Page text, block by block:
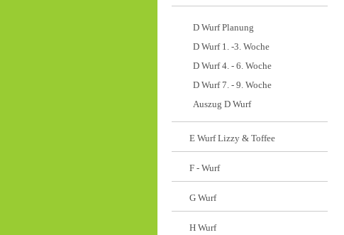
D Wurf Planung
D Wurf 1. -3. Woche
D Wurf 4. - 6. Woche
D Wurf 7. - 9. Woche
Auszug D Wurf
E Wurf Lizzy & Toffee
F - Wurf
G Wurf
H Wurf